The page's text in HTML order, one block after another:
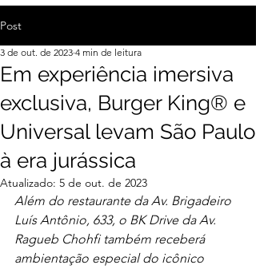
Post
Em experiência imersiva
exclusiva, Burger King® e
Universal levam São Paulo
à era jurássica
3 de out. de 2023 4 min de leitura
Atualizado: 5 de out. de 2023
Além do restaurante da Av. Brigadeiro
Luís Antônio, 633, o BK Drive da Av.
Ragueb Chohfi também receberá
ambientação especial do icônico